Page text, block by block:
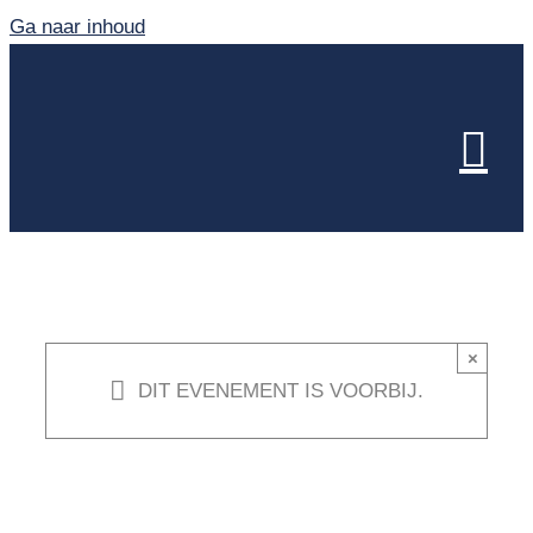
Ga naar inhoud
DIT EVENEMENT IS VOORBIJ.
×